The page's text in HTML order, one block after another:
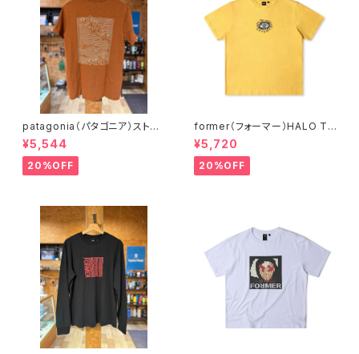
patagonia（パタゴニア）ストラ
タスパイア・レスポンシビリティ
ー 37792 ROBNカラー
¥5,544
20%OFF
former（フォーマー）HALO T-
SHIRT // SAFFRON
¥5,720
20%OFF